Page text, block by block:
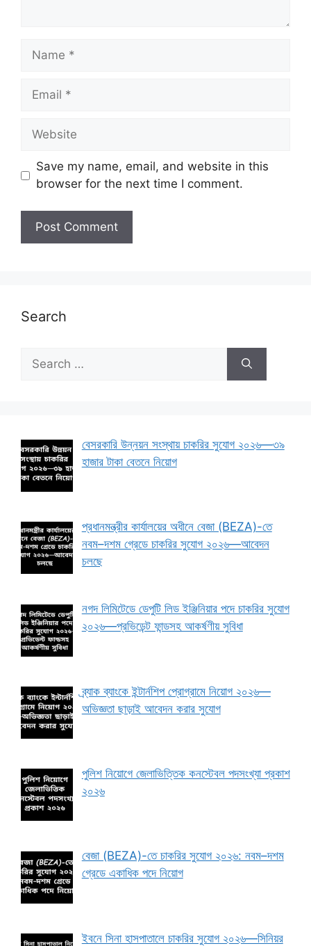
Name
Email
Website
Save my name, email, and website in this
browser for the next time I comment.
Search
for:
বেসরকারি উন্নয়ন সংস্থায় চাকরির সুযোগ ২০২৬—৩৯
হাজার টাকা বেতনে নিয়োগ
প্রধানমন্ত্রীর কার্যালয়ের অধীনে বেজা (BEZA)-তে
নবম–দশম গ্রেডে চাকরির সুযোগ ২০২৬—আবেদন
চলছে
নগদ লিমিটেডে ডেপুটি লিড ইঞ্জিনিয়ার পদে চাকরির সুযোগ
২০২৬—প্রভিডেন্ট ফান্ডসহ আকর্ষণীয় সুবিধা
ব্র্যাক ব্যাংকে ইন্টার্নশিপ প্রোগ্রামে নিয়োগ ২০২৬—
অভিজ্ঞতা ছাড়াই আবেদন করার সুযোগ
পুলিশ নিয়োগে জেলাভিত্তিক কনস্টেবল পদসংখ্যা প্রকাশ
২০২৬
বেজা (BEZA)-তে চাকরির সুযোগ ২০২৬: নবম–দশম
গ্রেডে একাধিক পদে নিয়োগ
ইবনে সিনা হাসপাতালে চাকরির সুযোগ ২০২৬—সিনিয়র